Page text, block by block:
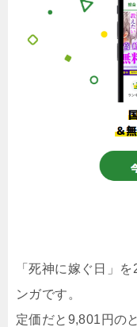
「死神に嫁ぐ日」
ンガです。
定価だと9,801円の